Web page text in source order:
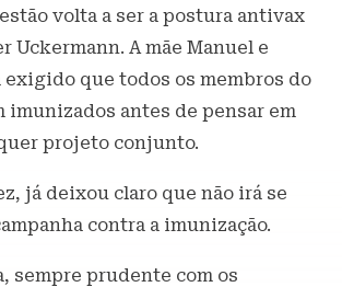
volta a ser a postura antivax
Uckermann. A mãe Manuel e
que todos os membros do
imunizados antes de pensar em
projeto conjunto.
já deixou claro que não irá se
contra a imunização.
sempre prudente com os